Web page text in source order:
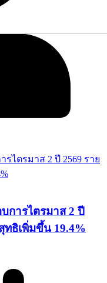
การไตรมาส 2 ปี
ทธิเพิ่มขึ้น 19.4%